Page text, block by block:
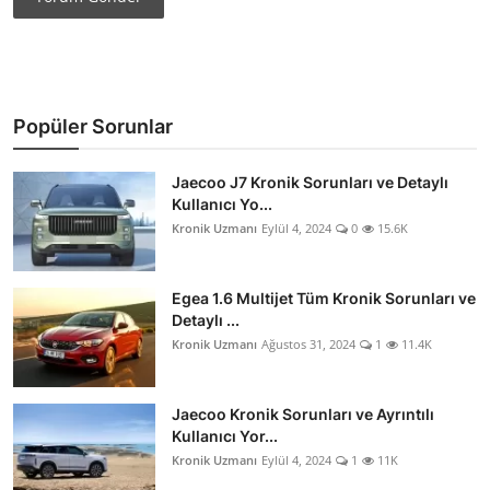
Popüler Sorunlar
Jaecoo J7 Kronik Sorunları ve Detaylı
Kullanıcı Yo...
Kronik Uzmanı Eylül 4, 2024 0 15.6K
Egea 1.6 Multijet Tüm Kronik Sorunları ve
Detaylı ...
Kronik Uzmanı Ağustos 31, 2024 1 11.4K
Jaecoo Kronik Sorunları ve Ayrıntılı
Kullanıcı Yor...
Kronik Uzmanı Eylül 4, 2024 1 11K